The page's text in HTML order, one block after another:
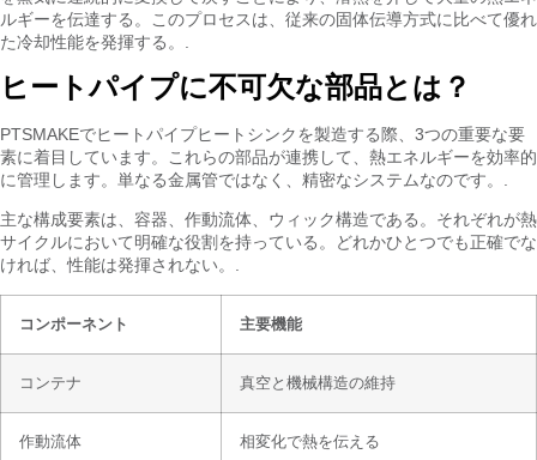
ルギーを伝達する。このプロセスは、従来の固体伝導方式に比べて優れ
た冷却性能を発揮する。.
ヒートパイプに不可欠な部品とは？
PTSMAKEでヒートパイプヒートシンクを製造する際、3つの重要な要
素に着目しています。これらの部品が連携して、熱エネルギーを効率的
に管理します。単なる金属管ではなく、精密なシステムなのです。.
主な構成要素は、容器、作動流体、ウィック構造である。それぞれが熱
サイクルにおいて明確な役割を持っている。どれかひとつでも正確でな
ければ、性能は発揮されない。.
コンポーネント 主要機能
コンテナ 真空と機械構造の維持
作動流体 相変化で熱を伝える